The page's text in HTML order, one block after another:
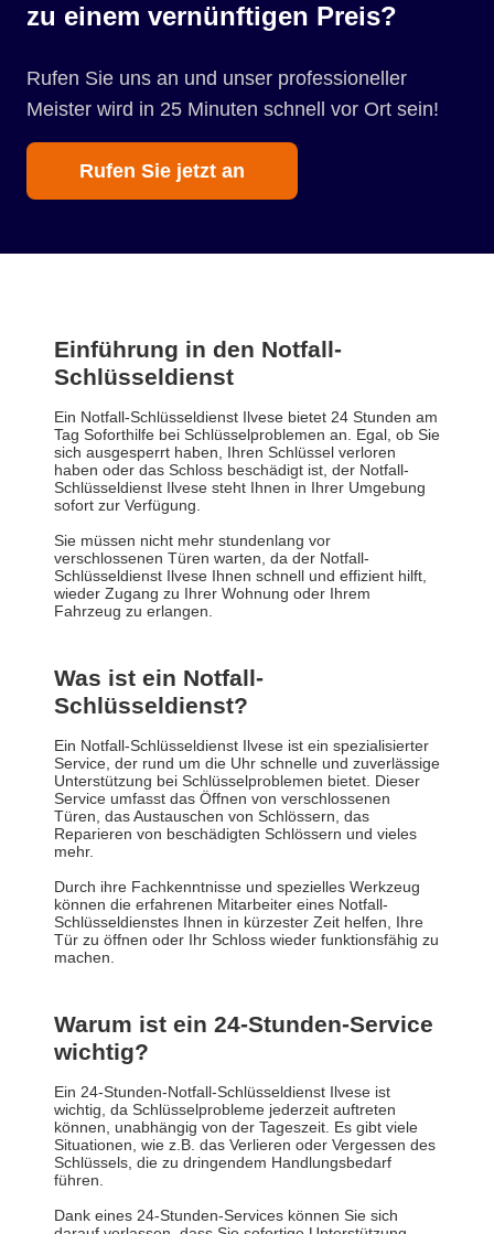
zu einem vernünftigen Preis?
Rufen Sie uns an und unser professioneller
Meister wird in 25 Minuten schnell vor Ort sein!
Rufen Sie jetzt an
Einführung in den Notfall-
Schlüsseldienst
Ein Notfall-Schlüsseldienst Ilvese bietet 24 Stunden am
Tag Soforthilfe bei Schlüsselproblemen an. Egal, ob Sie
sich ausgesperrt haben, Ihren Schlüssel verloren
haben oder das Schloss beschädigt ist, der Notfall-
Schlüsseldienst Ilvese steht Ihnen in Ihrer Umgebung
sofort zur Verfügung.
Sie müssen nicht mehr stundenlang vor
verschlossenen Türen warten, da der Notfall-
Schlüsseldienst Ilvese Ihnen schnell und effizient hilft,
wieder Zugang zu Ihrer Wohnung oder Ihrem
Fahrzeug zu erlangen.
Was ist ein Notfall-
Schlüsseldienst?
Ein Notfall-Schlüsseldienst Ilvese ist ein spezialisierter
Service, der rund um die Uhr schnelle und zuverlässige
Unterstützung bei Schlüsselproblemen bietet. Dieser
Service umfasst das Öffnen von verschlossenen
Türen, das Austauschen von Schlössern, das
Reparieren von beschädigten Schlössern und vieles
mehr.
Durch ihre Fachkenntnisse und spezielles Werkzeug
können die erfahrenen Mitarbeiter eines Notfall-
Schlüsseldienstes Ihnen in kürzester Zeit helfen, Ihre
Tür zu öffnen oder Ihr Schloss wieder funktionsfähig zu
machen.
Warum ist ein 24-Stunden-Service
wichtig?
Ein 24-Stunden-Notfall-Schlüsseldienst Ilvese ist
wichtig, da Schlüsselprobleme jederzeit auftreten
können, unabhängig von der Tageszeit. Es gibt viele
Situationen, wie z.B. das Verlieren oder Vergessen des
Schlüssels, die zu dringendem Handlungsbedarf
führen.
Dank eines 24-Stunden-Services können Sie sich